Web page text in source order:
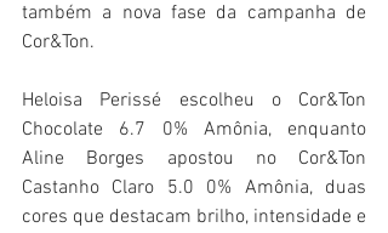
também a nova fase da campanha de
Cor&Ton.
Heloisa Perissé escolheu o Cor&Ton
Chocolate 6.7 0% Amônia, enquanto
Aline Borges apostou no Cor&Ton
Castanho Claro 5.0 0% Amônia, duas
cores que destacam brilho, intensidade e